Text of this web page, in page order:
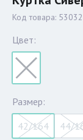
Код товара: 53032
Цвет:
Размер:
42/164
44/